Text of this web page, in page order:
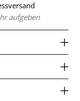
aufgeben